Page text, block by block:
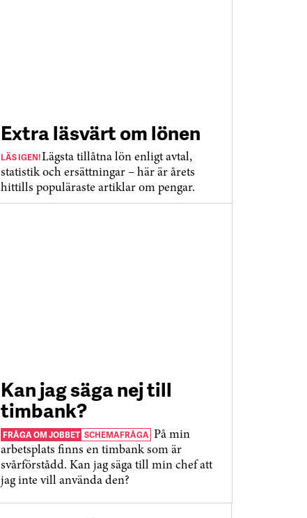
Extra läsvärt om lönen
LÄS IGEN!Lägsta tillåtna lön enligt avtal,
statistik och ersättningar – här är årets
hittills populäraste artiklar om pengar.
Kan jag säga nej till
timbank?
FRÅGA OM JOBBET SCHEMAFRÅGA På min
arbetsplats finns en timbank som är
svårförstådd. Kan jag säga till min chef att
jag inte vill använda den?